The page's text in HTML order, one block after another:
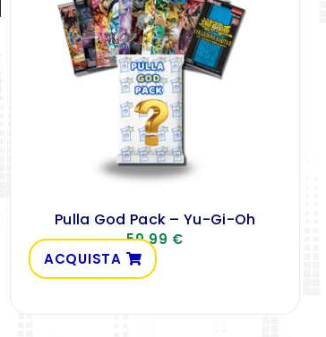
Pulla God Pack – Yu-Gi-Oh
59,99 €
ACQUISTA